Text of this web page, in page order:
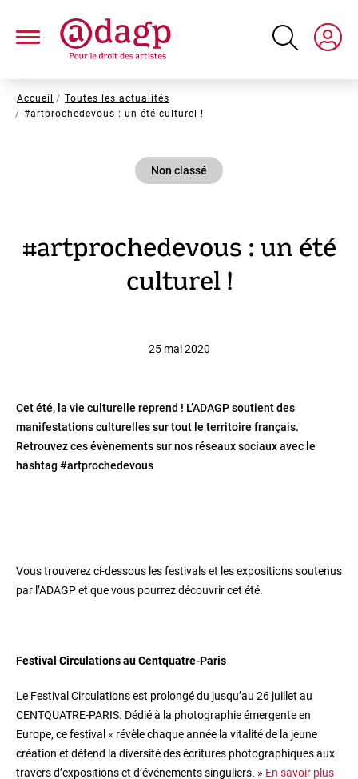
contenu
Fil
d'Ariane
Accueil
Toutes les actualités
#artprochedevous : un été culturel !
Non classé
#artprochedevous : un été
culturel !
25 mai 2020
Cet été, la vie culturelle reprend ! L’ADAGP soutient des
manifestations culturelles sur tout le territoire français.
Retrouvez ces évènements sur nos réseaux sociaux avec le
hashtag #artprochedevous
Vous trouverez ci-dessous les festivals et les expositions soutenus
par l’ADAGP et que vous pourrez découvrir cet été.
Festival Circulations au Centquatre-Paris
Le Festival Circulations est prolongé du jusqu’au 26 juillet au
CENTQUATRE-PARIS. Dédié à la photographie émergente en
Europe, ce festival « révèle chaque année la vitalité de la jeune
création et défend la diversité des écritures photographiques aux
travers d’expositions et d’événements singuliers. » En savoir plus